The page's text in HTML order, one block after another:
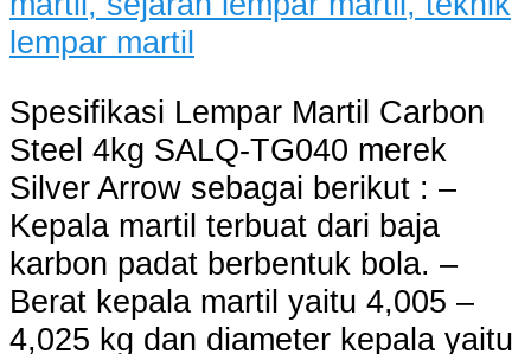
Spesifikasi Lempar Martil Carbon
Steel 4kg SALQ-TG040 merek
Silver Arrow sebagai berikut : –
Kepala martil terbuat dari baja
karbon padat berbentuk bola. –
Berat kepala martil yaitu 4,005 –
4,025 kg dan diameter kepala yaitu